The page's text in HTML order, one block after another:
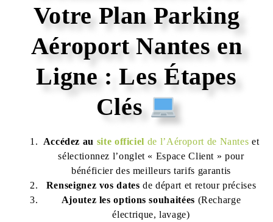
Votre Plan Parking
Aéroport Nantes en
Ligne : Les Étapes
Clés
Accédez au site officiel de l’Aéroport de Nantes et
sélectionnez l’onglet « Espace Client » pour
bénéficier des meilleurs tarifs garantis
Renseignez vos dates de départ et retour précises
Ajoutez les options souhaitées (Recharge
électrique, lavage)